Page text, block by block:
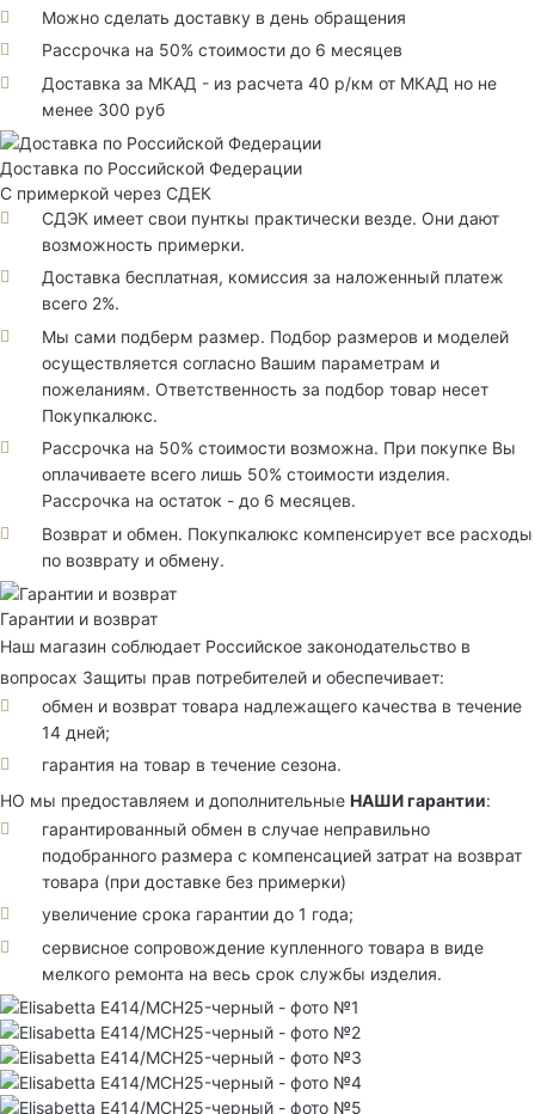
Можно сделать доставку в день обращения
Рассрочка на 50% стоимости до 6 месяцев
Доставка за МКАД - из расчета 40 р/км от МКАД но не
менее 300 руб
Доставка по Российской Федерации
С примеркой через СДЕК
СДЭК имеет свои пунткы практически везде. Они дают
возможность примерки.
Доставка бесплатная, комиссия за наложенный платеж
всего 2%.
Мы сами подберм размер. Подбор размеров и моделей
осуществляется согласно Вашим параметрам и
пожеланиям. Ответственность за подбор товар несет
Покупкалюкс.
Рассрочка на 50% стоимости возможна. При покупке Вы
оплачиваете всего лишь 50% стоимости изделия.
Рассрочка на остаток - до 6 месяцев.
Возврат и обмен. Покупкалюкс компенсирует все расходы
по возврату и обмену.
Гарантии и возврат
Наш магазин соблюдает Российское законодательство в
вопросах Защиты прав потребителей и обеспечивает:
обмен и возврат товара надлежащего качества в течение
14 дней;
гарантия на товар в течение сезона.
НО мы предоставляем и дополнительные НАШИ гарантии:
гарантированный обмен в случае неправильно
подобранного размера с компенсацией затрат на возврат
товара (при доставке без примерки)
увеличение срока гарантии до 1 года;
сервисное сопровождение купленного товара в виде
мелкого ремонта на весь срок службы изделия.